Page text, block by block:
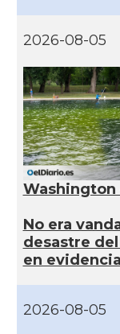
2026-08-05
Washington
No era
desastre
en
2026-08-05